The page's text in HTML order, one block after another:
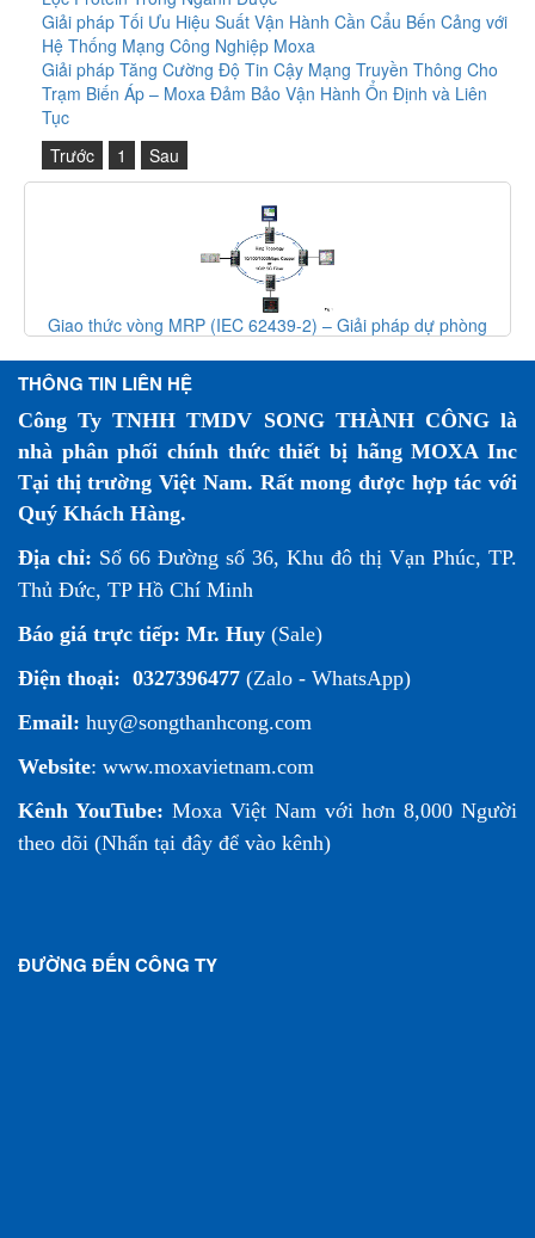
Giải pháp Tối Ưu Hiệu Suất Vận Hành Cần Cẩu Bến Cảng với
Hệ Thống Mạng Công Nghiệp Moxa
Giải pháp Tăng Cường Độ Tin Cậy Mạng Truyền Thông Cho
Trạm Biến Áp – Moxa Đảm Bảo Vận Hành Ổn Định và Liên
Tục
Trước
1 Sau
Giao thức vòng MRP (IEC 62439-2) – Giải pháp dự phòng
THÔNG TIN LIÊN HỆ
Công Ty TNHH TMDV SONG THÀNH CÔNG là
nhà phân phối chính thức thiết bị hãng MOXA Inc
Tại thị trường Việt Nam. Rất mong được hợp tác với
Quý Khách Hàng.
Địa chỉ: Số 66 Đường số 36, Khu đô thị Vạn Phúc, TP.
Thủ Đức, TP Hồ Chí Minh
Báo giá trực tiếp: Mr. Huy (Sale)
Điện thoại: 0327396477 (Zalo - WhatsApp)
Email: huy@songthanhcong.com
Website: www.moxavietnam.com
Kênh YouTube: Moxa Việt Nam với hơn 8,000 Người
theo dõi (Nhấn tại đây để vào kênh)
ĐƯỜNG ĐẾN CÔNG TY